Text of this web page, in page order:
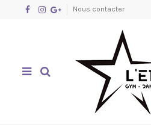
Nous contacter